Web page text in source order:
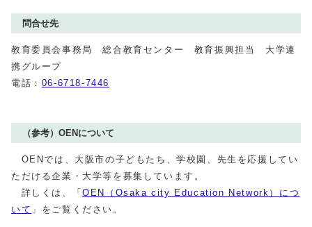
問合せ先
教育委員会事務局 総合教育センター 教育振興担当 大学連
携グループ
電話： 06-6718-7446
（参考）OENについて
OENでは、大阪市の子どもたち、学校園、先生を応援してい
ただける企業・大学等を募集しています。
詳しくは、「OEN（Osaka city Education Network）につ
いて 」をご覧ください。